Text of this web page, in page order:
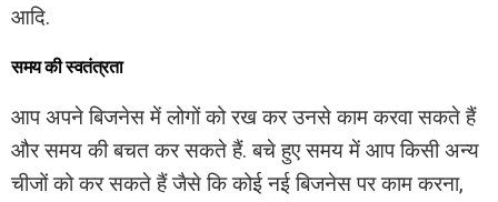
आदि.
समय की स्वतंत्रता
आप अपने बिजनेस में लोगों को रख कर उनसे काम करवा सकते हैं
और समय की बचत कर सकते हैं. बचे हुए समय में आप किसी अन्य
चीजों को कर सकते हैं जैसे कि कोई नई बिजनेस पर काम करना,